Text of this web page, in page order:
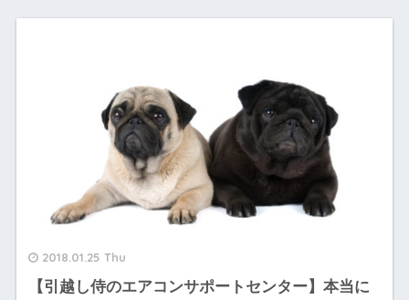
2018.01.25 Thu
【引越し侍のエアコンサポートセンター】本当に